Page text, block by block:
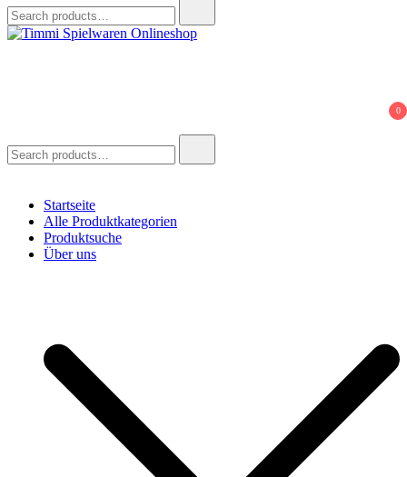
for:
0
for:
Startseite
Alle Produktkategorien
Produktsuche
Über uns